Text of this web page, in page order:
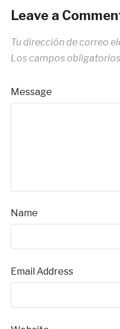
Leave a
Tu dirección de correo
Los campos
Message
Name
Email Address